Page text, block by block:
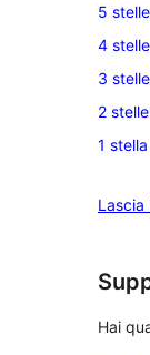
1
5-
a
stelle
5 stelle
0
a
4-
4 stelle
0
a
stelle
3 stelle
0
2-
2 stelle
0
a
stelle
1 stella
Lascia
Hai